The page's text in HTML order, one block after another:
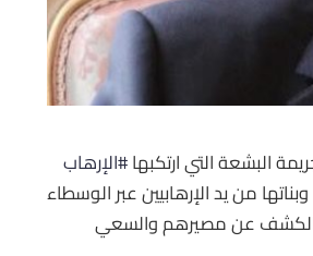
#الإرهاب
من يد الإرهابيين عبر الوسطاء
بالكشف عن مصيرهم والسعي